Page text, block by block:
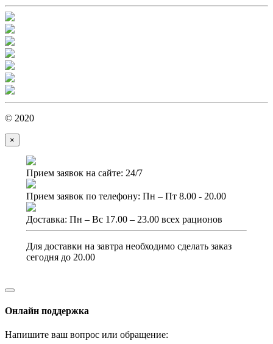
© 2020
×
Прием заявок на сайте: 24/7
Прием заявок по телефону: Пн – Пт 8.00 - 20.00
Доставка: Пн – Вс 17.00 – 23.00 всех рационов
Для доставки на завтра необходимо сделать заказ
сегодня до 20.00
Онлайн поддержка
Напишите ваш вопрос или обращение: